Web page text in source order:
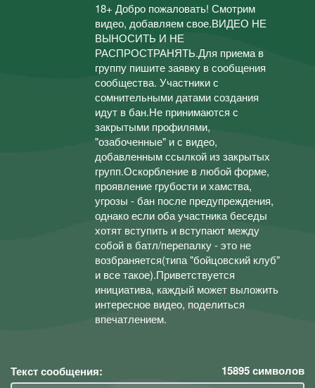
18+ Добро пожаловать! Смотрим
видео, добавляем свое.ВИДЕО НЕ
ВЫНОСИТЬ И НЕ
РАСПРОСТРАНЯТЬ.Для приема в
группу пишите заявку в сообщения
сообщества. Участники с
сомнительными датами создания
идут в бан.Не принимаются с
закрытыми профилями,
"озабоченные" и с видео,
добавленным ссылкой из закрытых
групп.Оскорбление в любой форме,
проявление грубости и хамства,
угрозы - бан после предупреждения,
однако если оба участника беседы
хотят вступить и вступают между
собой в батл/перепалку - это не
возбраняется(типа "бойцовский клуб"
и все такое).Приветствуется
инициатива, каждый может выложить
интересное видео, поделиться
впечатлением.
Текст сообщения: 15895символов